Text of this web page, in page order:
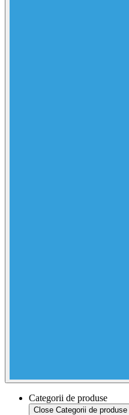
Categorii de produse
Close Categorii de produse